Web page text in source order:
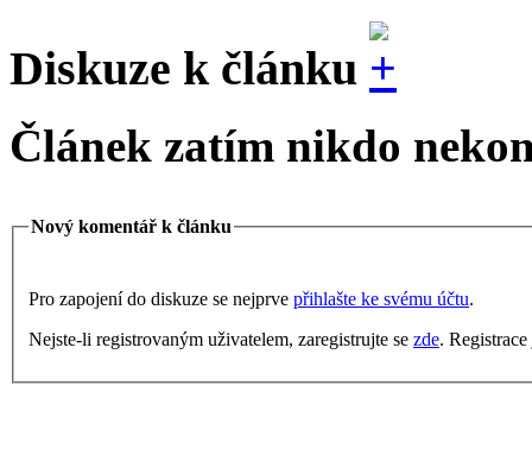
Diskuze k článku
Článek zatím nikdo
Nový komentář k článku
Pro zapojení do diskuze se nejprve přihlašte ke svému účtu.
Nejste-li registrovaným uživatelem, zaregistrujte se zde.